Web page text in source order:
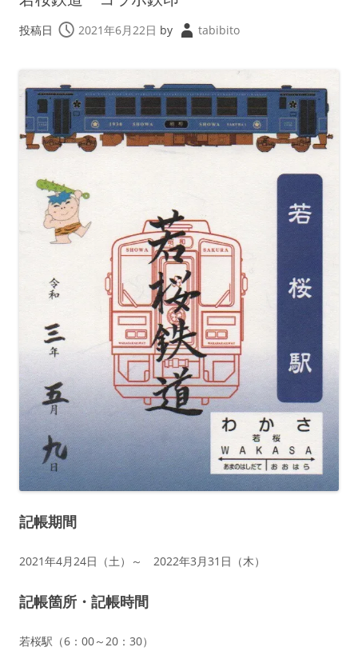
投稿日 2021年6月22日 by tabibito
記帳期間
2021年4月24日（土）～ 2022年3月31日（木）
記帳箇所・記帳時間
若桜駅（6：00～20：30）